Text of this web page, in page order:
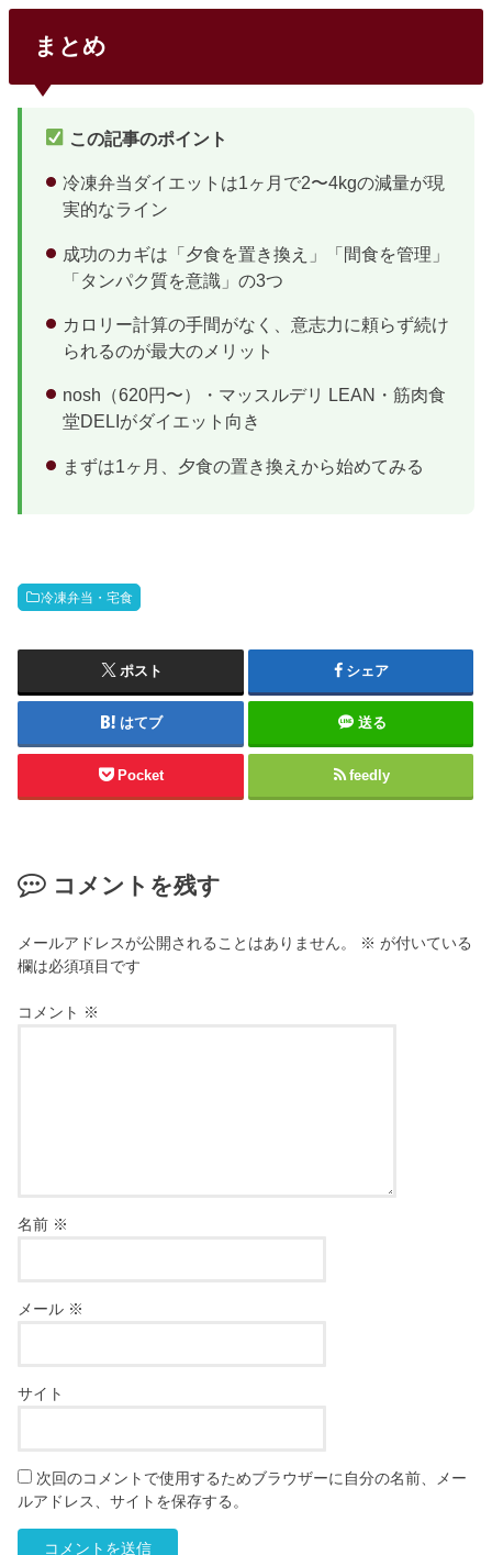
った2〜3社に絞って初回割引で食べ比べるのが、一番確実な
hが一歩リードしている。サービス1食あたり送料メニュー数
まとめ
この記事のポイント
冷凍弁当ダイエットは1ヶ月で2〜4kgの減量が現
実的なライン
成功のカギは「夕食を置き換え」「間食を管理」
「タンパク質を意識」の3つ
カロリー計算の手間がなく、意志力に頼らず続け
られるのが最大のメリット
nosh（620円〜）・マッスルデリ LEAN・筋肉食
堂DELIがダイエット向き
まずは1ヶ月、夕食の置き換えから始めてみる
冷凍弁当・宅食
ポスト シェア
はてブ 送る
Pocket feedly
コメントを残す
メールアドレスが公開されることはありません。 ※ が付いている
欄は必須項目です
コメント ※
名前 ※
メール ※
サイト
次回のコメントで使用するためブラウザーに自分の名前、メー
ルアドレス、サイトを保存する。